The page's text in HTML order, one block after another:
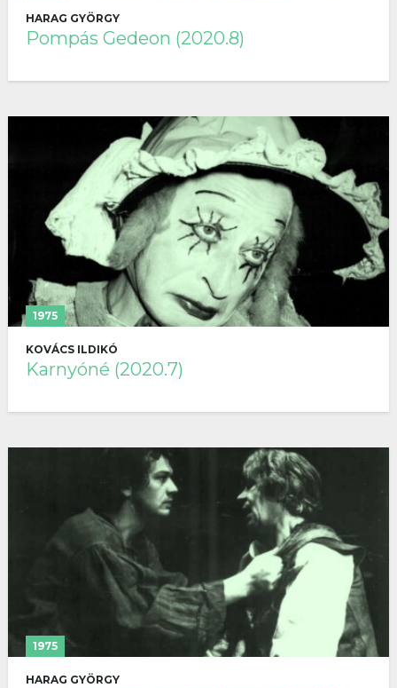
HARAG GYÖRGY
Pompás Gedeon (2020.8)
1975
KOVÁCS ILDIKÓ
Karnyóné (2020.7)
1975
HARAG GYÖRGY